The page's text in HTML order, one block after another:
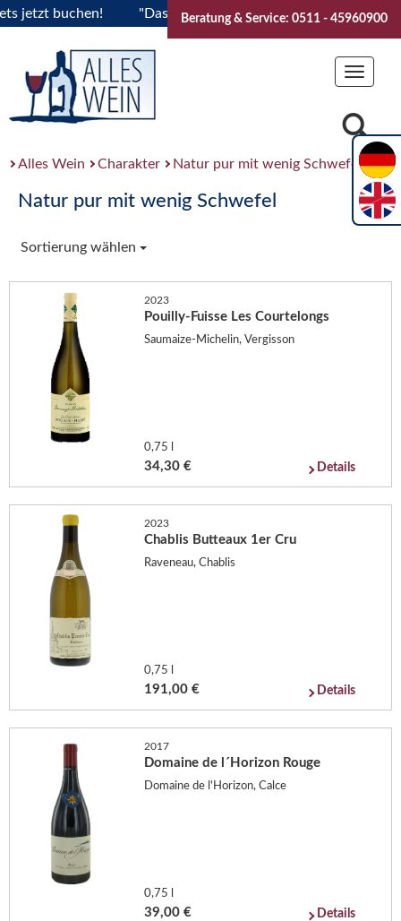
buchen! "Das Sommerfest 2026" Vive la
Beratung & Service: 0511 - 45960900
Toggle
Alles Wein Charakter Natur pur mit wenig Schwefel
Natur pur mit wenig Schwefel
Sortierung wählen
2023
Pouilly-Fuisse Les Courtelongs
Saumaize-Michelin, Vergisson
0,75 l
34,30 € Details
2023
Chablis Butteaux 1er Cru
Raveneau, Chablis
0,75 l
191,00 € Details
2017
Domaine de l´Horizon Rouge
Domaine de l'Horizon, Calce
0,75 l
39,00 € Details